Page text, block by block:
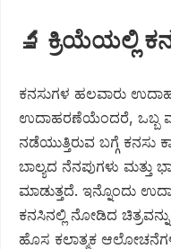
🔬 ಕ್ರಿಯೆಯಲ್ಲಿ
ಕನಸುಗಳ ಹಲವಾರು
ಉದಾಹರಣೆಯೆಂದರೆ, ಒಬ್ಬ
ನಡೆಯುತ್ತಿರುವ ಬಗ್ಗೆ ಕನಸು
ಬಾಲ್ಯದ ನೆನಪುಗಳು ಮತ್ತು
ಮಾಡುತ್ತದೆ. ಇನ್ನೊಂದು
ಕನಸಿನಲ್ಲಿ ನೋಡಿದ
ಹೊಸ ಕಲಾತ್ಮಕ